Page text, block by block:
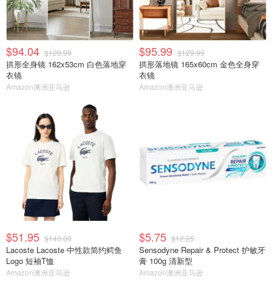
$94.04 $128.99
拱形全身镜 162x53cm 白色落地穿
衣镜
Amazon澳洲亚马逊
$95.99 $129.99
拱形落地镜 165x60cm 金色全身穿
衣镜
Amazon澳洲亚马逊
$51.95 $140.00
Lacoste Lacoste 中性款简约鳄鱼
Logo 短袖T恤
Amazon澳洲亚马逊
$5.75 $12.25
Sensodyne Repair & Protect 护敏牙
膏 100g 清新型
Amazon澳洲亚马逊